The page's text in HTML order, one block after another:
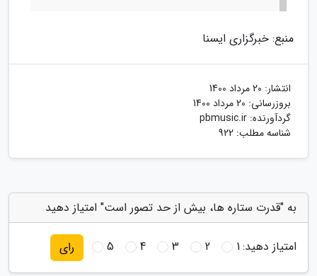
منبع: خبرگزاری ایسنا
انتشار: 20 مرداد 1400
بروزرسانی: 20 مرداد 1400
گردآورنده: pbmusic.ir
شناسه مطلب: 922
به "قدرت ستاره ها، بیش از حد تصور است" امتیاز دهید
امتیاز دهید:1
2
3
4
5 رای